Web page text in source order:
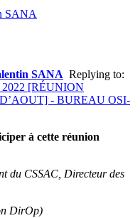
SANA
SANA Replying to:
[RÉUNION
- BUREAU OSI-
à cette réunion
du CSSAC, Directeur des
DirOp)